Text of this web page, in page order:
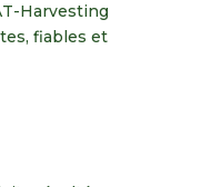
Harvesting
fiables et